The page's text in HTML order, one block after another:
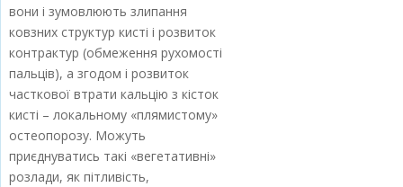
вони і зумовлюють злипання
ковзних структур кисті і розвиток
контрактур (обмеження рухомості
пальців), а згодом і розвиток
часткової втрати кальцію з кісток
кисті – локальному «плямистому»
остеопорозу. Можуть
приєднуватись такі «вегетативні»
розлади, як пітливість,